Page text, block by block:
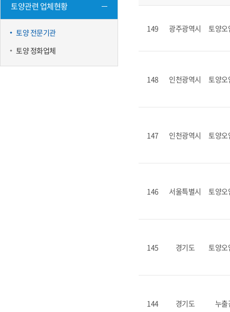
토양관련 업체현황
토양 전문기관
토양 정화업체
149 광주광역시 토양오
148 인천광역시 토양오
147 인천광역시 토양오
146 서울특별시 토양오
145 경기도 토양오
144 경기도 누출